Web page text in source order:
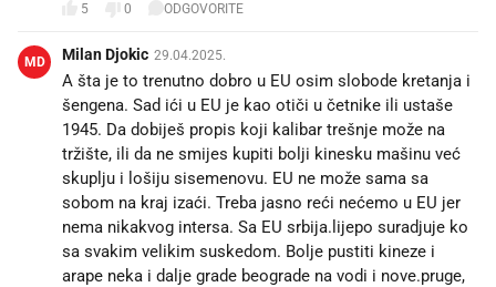
5 0 ODGOVORITE
MD Milan Djokic 29.04.2025.
A šta je to trenutno dobro u EU osim slobode kretanja i
šengena. Sad ići u EU je kao otiči u četnike ili ustaše
1945. Da dobiješ propis koji kalibar trešnje može na
tržište, ili da ne smijes kupiti bolji kinesku mašinu već
skuplju i lošiju sisemenovu. EU ne može sama sa
sobom na kraj izaći. Treba jasno reći nećemo u EU jer
nema nikakvog intersa. Sa EU srbija.lijepo suradjuje ko
sa svakim velikim suskedom. Bolje pustiti kineze i
arape neka i dalje grade beograde na vodi i nove.pruge,